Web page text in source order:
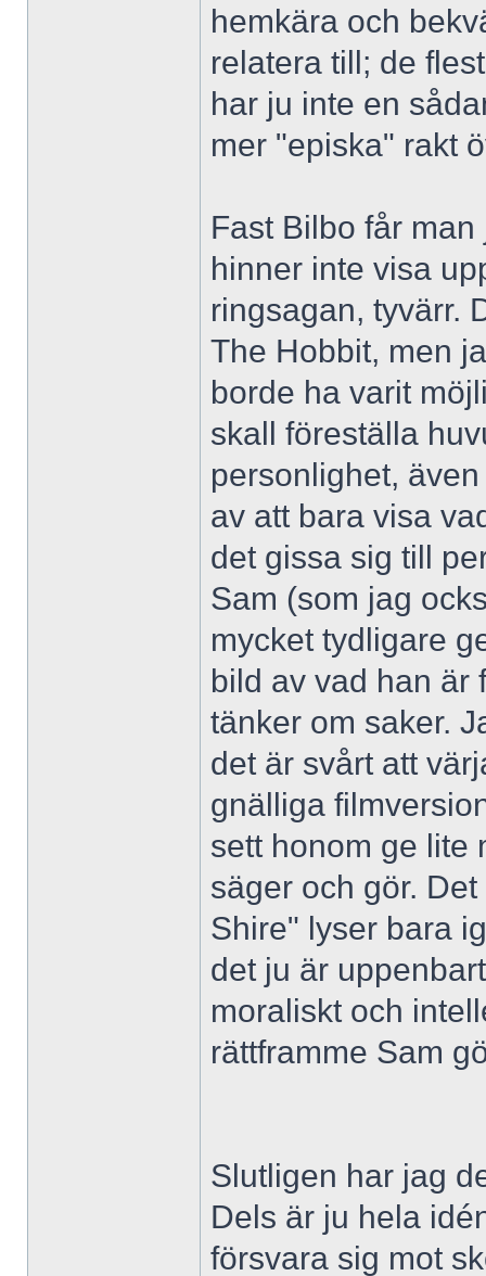
hemkära och
relatera till; de
har ju inte en
mer "episka" rakt
Fast Bilbo får
hinner inte visa
ringsagan, tyvärr.
The Hobbit, men
borde ha varit
skall föreställa
personlighet,
av att bara visa
det gissa sig till
Sam (som jag
mycket tydligare
bild av vad han är
tänker om saker.
det är svårt att
gnälliga
sett honom ge lite
säger och gör.
Shire" lyser bara
det ju är
moraliskt och
rättframme Sam
Slutligen har jag
Dels är ju hela
försvara sig mot